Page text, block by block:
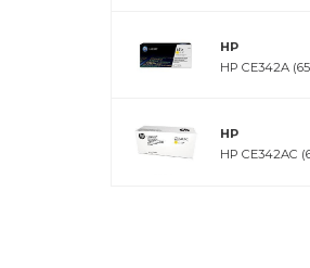
HP
HP CE342A
HP
HP CE342AC